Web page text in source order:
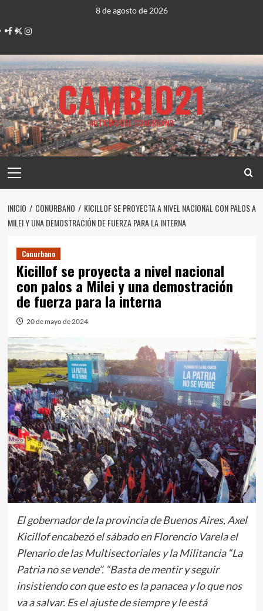
contenido
8 de agosto de 2026
Facebook
TwitterInstagram
CAMBIO21
NOTICIAS DEL CONURBANO
principal
INICIO CONURBANO
KICILLOF SE PROYECTA A NIVEL NACIONAL CON PALOS A
MILEI Y UNA DEMOSTRACIÓN DE FUERZA PARA LA INTERNA
Conurbano
Kicillof se proyecta a nivel nacional
con palos a Milei y una demostración
de fuerza para la interna
20 de mayo de 2024
El gobernador de la provincia de Buenos Aires, Axel
Kicillof encabezó el sábado en Florencio Varela el
Plenario de las Multisectoriales y la Militancia “La
Patria no se vende”. “Basta de mentir y seguir
insistiendo con que esto es la panacea y lo que nos
va a salvar. Es el ajuste de siempre y le está